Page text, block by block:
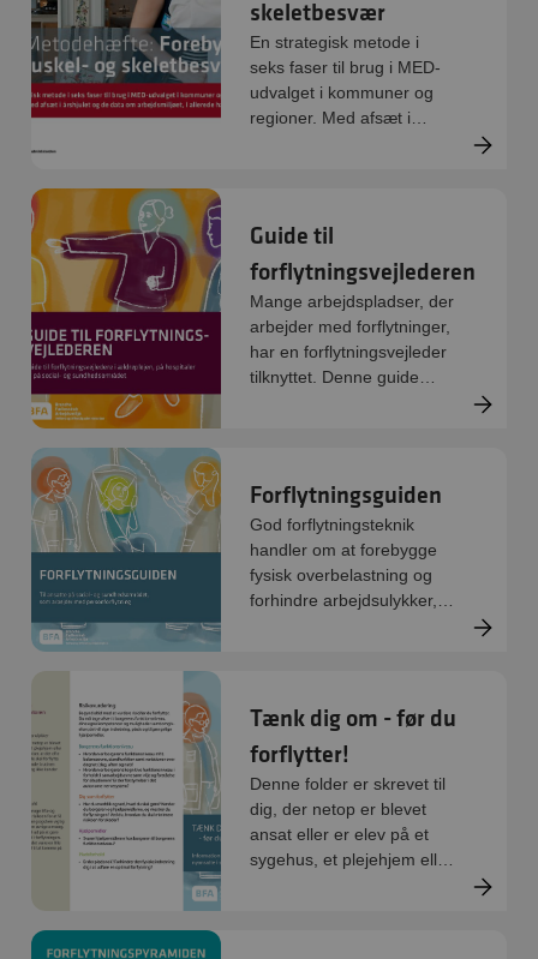
skeletbesvær
En strategisk metode i
seks faser til brug i MED-
udvalget i kommuner og
regioner. Med afsæt i
Guide til
forflytningsvejlederen
Mange arbejdspladser, der
arbejder med forflytninger,
har en forflytningsvejleder
tilknyttet. Denne guide
Forflytningsguiden
God forflytningsteknik
handler om at forebygge
fysisk overbelastning og
forhindre arbejdsulykker,
Tænk dig om - før du
forflytter!
Denne folder er skrevet til
dig, der netop er blevet
ansat eller er elev på et
sygehus, et plejehjem eller